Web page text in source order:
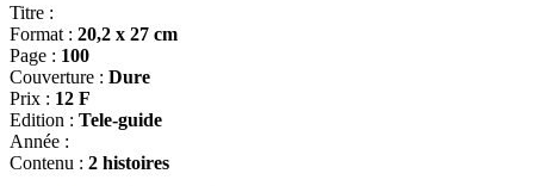
Titre :
Format : 20,2 x 27 cm
Page : 100
Couverture : Dure
Prix : 12 F
Edition : Tele-guide
Année :
Contenu : 2 histoires